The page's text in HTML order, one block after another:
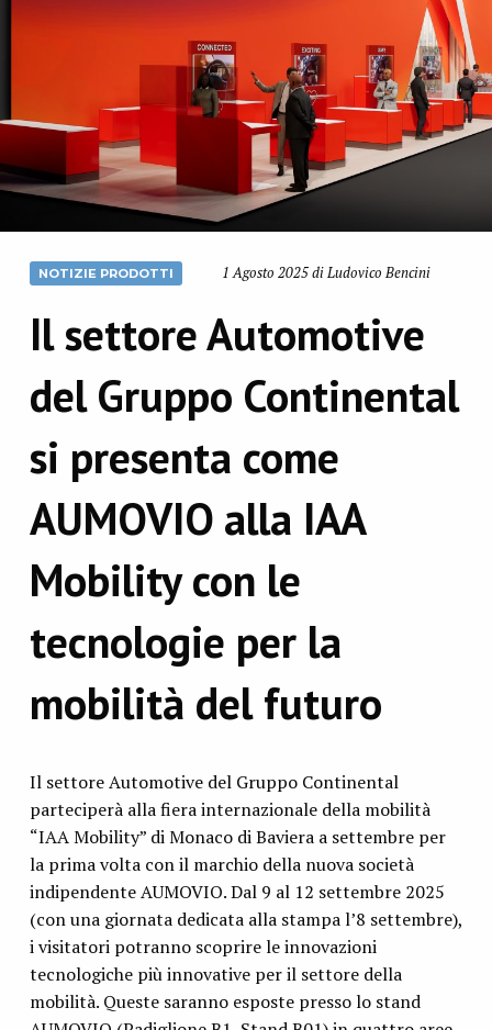
NOTIZIE PRODOTTI 1 Agosto 2025 di Ludovico Bencini
Il settore Automotive
del Gruppo Continental
si presenta come
AUMOVIO alla IAA
Mobility con le
tecnologie per la
mobilità del futuro
Il settore Automotive del Gruppo Continental
parteciperà alla fiera internazionale della mobilità
“IAA Mobility” di Monaco di Baviera a settembre per
la prima volta con il marchio della nuova società
indipendente AUMOVIO. Dal 9 al 12 settembre 2025
(con una giornata dedicata alla stampa l’8 settembre),
i visitatori potranno scoprire le innovazioni
tecnologiche più innovative per il settore della
mobilità. Queste saranno esposte presso lo stand